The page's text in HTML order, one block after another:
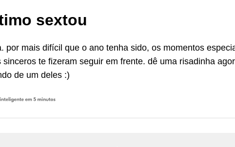
sextou
por mais difícil que o ano tenha sido, os momentos
sinceros te fizeram seguir em frente. dê uma risadinha
de um deles :)